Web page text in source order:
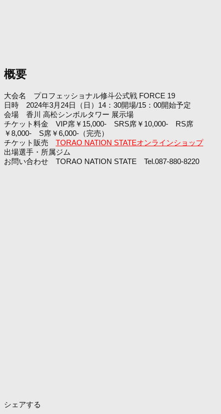
概要
大会名 プロフェッショナル修斗公式戦 FORCE 19
日時 2024年3月24日（日）14：30開場/15：00開始予定
会場 香川 高松シンボルタワー 展示場
チケット料金 VIP席￥15,000- SRS席￥10,000- RS席
￥8,000- S席￥6,000-（完売）
チケット販売 TORAO NATION STATEオンラインショップ
出場選手・所属ジム
お問い合わせ TORAO NATION STATE Tel.087-880-8220
シェアする